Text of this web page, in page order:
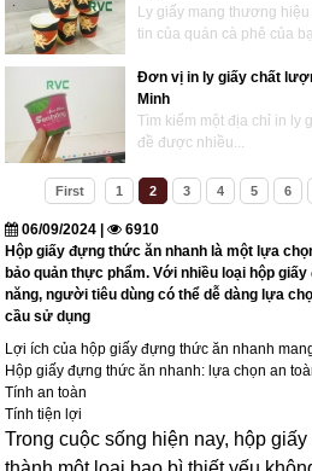
Ly giấy mang thương
tin của quán cà phê của
Đơn vị in ly giấy chất
Minh
Tìm kiếm một địa chỉ in ly
đề được nhiều...
First 1 2 3 4 5 6
06/09/2024 |
6910
Hộp giấy đựng thức ăn nhanh là một lựa
bảo quản thực phẩm. Với nhiều loại hộp
năng, người tiêu dùng có thể dễ dàng lựa
cầu sử dụng
Lợi ích của hộp giấy đựng thức ăn nhanh
Hộp giấy đựng thức ăn nhanh: lựa chọn an
Tính an toàn
Tính tiện lợi
Trong cuộc sống hiện nay, hộp